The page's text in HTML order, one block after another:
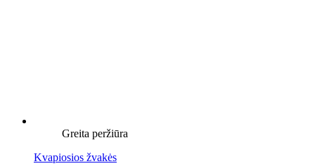
Greita peržiūra
Kvapiosios žvakės